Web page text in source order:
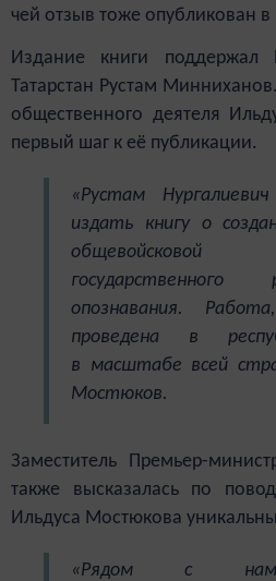
чей отзыв тоже опубликован в
Издание книги поддержал
Татарстан Рустам
общественного деятеля
первый шаг к её публикации.
«Рустам
издать книгу о
государственного
опознавания.
проведена в
в масштабе всей
Мостюков.
Заместитель Премьер-
также высказалась по
Ильдуса Мостюкова
«Рядом с нами